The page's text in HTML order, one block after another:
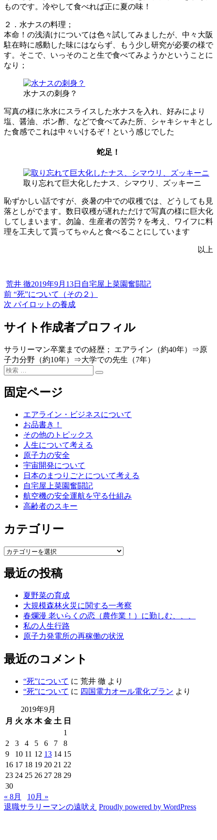
ものです。冷やして食べれば正に夏の味！
２．水ナスの料理；
本命！の浅漬けについては色々試してみましたが、中々大阪
駐在時に感動した味にはならず、もう少し研究が必要の様で
す。そこで、いっそのこと生で食べてみようかということに
なり；
水ナスの刺身？
写真の様に氷水にスライスした水ナスを入れ、好みにより
塩、醤油、ポン酢、などで食べてみた所、シャキシャキとし
た食感でこれは中々いけるぞ！という感じでした
蛇足！
取り忘れて巨大化したナス、シマウリ、ズッキーニ
恥ずかしい話ですが、炎暑の中での収穫では、どうしても見
落としがでます。数日収穫が遅れただけで写真の様に巨大化
してしまいます。勿論、生産者の苦労？を考え、ワイフに料
理を工夫して貰ってちゃんと食べることにしています
以上
投
稿
者
荒井 徹投
稿
日:
2019年9月13日 カ
テ
ー
自宅屋上菜園奮闘記
投
稿
ナ
ビ
ゲ
ー
シ
前 過
去
投
稿:
“死”について（その２）
次 次
投
稿:
パイロットの養成
サイト作成者プロフィル
サラリーマン卒業までの経歴； エアライン（約40年）⇒原
子力分野（約10年）⇒大学での先生（7年）
検
対
象:
検
固定ページ
エアライン・ビジネスについて
お品書き！
その他のトピックス
人生について考える
原子力の安全
宇宙開発について
日本のまつりごとについて考える
自宅屋上菜園奮闘記
航空機の安全運航を守る仕組み
高齢者のスキー
カテゴリー
カ
ゴ
リ
最近の投稿
夏野菜の育成
大規模森林火災に関する一考察
春爛漫 老いらくの恋（農作業！）に勤しむ、、、
私の人生行路
原子力発電所の再稼働の状況
最近のコメント
“死”について に 荒井 徹 より
“死”について に 四国電力オール電化プラン より
2019年9月
月 火 水 木 金 土 日
1
2
3 4 5 6 7
8
9
10 11 12 13 14 15
16 17 18 19 20 21 22
23 24 25 26 27 28 29
30
« 8月
10月 »
退職サラリーマンの遠吠え Proudly powered by WordPress